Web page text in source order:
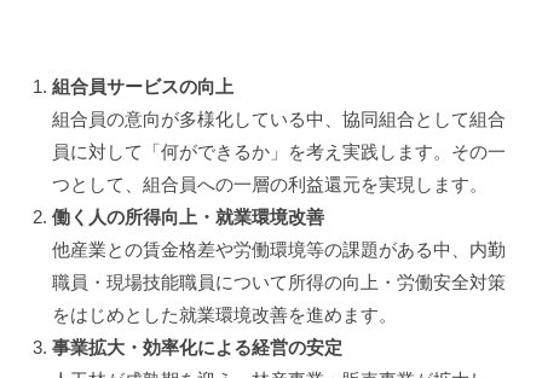
組合員サービスの向上
組合員の意向が多様化している中、協同組合として組合
員に対して「何ができるか」を考え実践します。その一
つとして、組合員への一層の利益還元を実現します。
働く人の所得向上・就業環境改善
他産業との賃金格差や労働環境等の課題がある中、内勤
職員・現場技能職員について所得の向上・労働安全対策
をはじめとした就業環境改善を進めます。
事業拡大・効率化による経営の安定